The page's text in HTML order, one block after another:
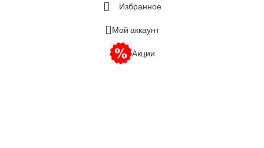
Избранное
Мой аккаунт
Акции